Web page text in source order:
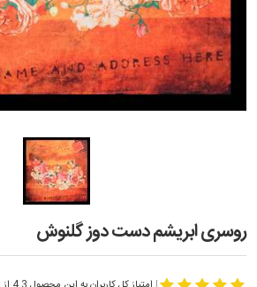
روسری ابریشم دست دوز گلنوش